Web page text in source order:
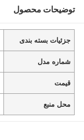
توضیحات محصول
جزئیات بسته بندی
شماره مدل
قیمت
محل منبع